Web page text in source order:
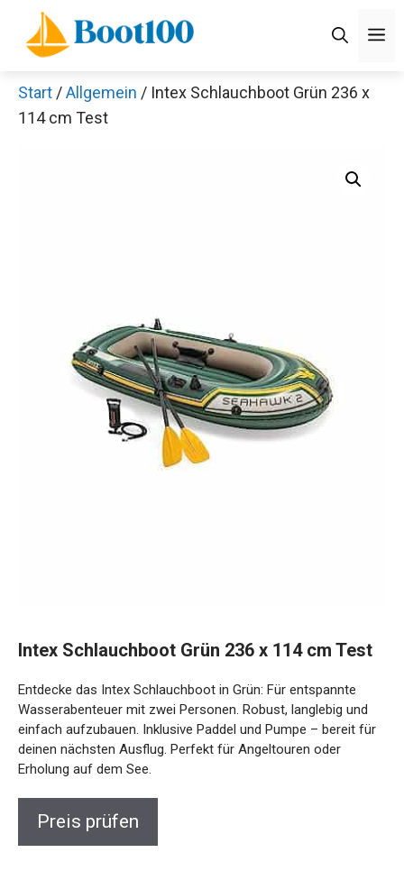
Inhalt
springen
Start /Allgemein / Intex Schlauchboot Grün 236 x
114 cm Test
Intex Schlauchboot Grün 236 x 114 cm Test
Entdecke das Intex Schlauchboot in Grün: Für entspannte
Wasserabenteuer mit zwei Personen. Robust, langlebig und
einfach aufzubauen. Inklusive Paddel und Pumpe – bereit für
deinen nächsten Ausflug. Perfekt für Angeltouren oder
Erholung auf dem See.
Preis prüfen